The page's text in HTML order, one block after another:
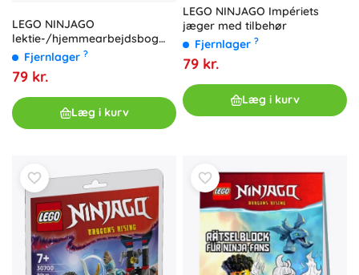
LEGO NINJAGO
lektie-/hjemmearbejdsbog
(på tysk) - bog - 1 stk.
Fjernlager ?
79 kr.
Læg i kurv
LEGO NINJAGO Impériets
jæger med tilbehør
Fjernlager ?
79 kr.
Læg i kurv